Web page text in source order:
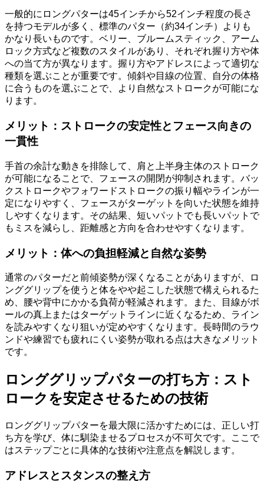
一般的にロングパターは45インチから52インチ程度の長さ
を持つモデルが多く、標準のパター（約34インチ）よりも
かなり長いものです。ベリー、ブルームスティック、アーム
ロック方式など複数のスタイルがあり、それぞれ握り方や体
への当て方が異なります。握り方やアドレスによって適切な
種類を選ぶことが重要です。傾斜や目線の位置、自分の体格
に合うものを選ぶことで、より自然なストロークが可能にな
ります。
メリット：ストロークの安定性とフェース向きの
一貫性
手首の余計な動きを排除して、肩と上半身主体のストローク
が可能になることで、フェースの開閉が抑制されます。バッ
クストロークやフォワードストロークの振り幅やラインが一
定になりやすく、フェースがターゲットを向いた状態を維持
しやすくなります。その結果、短いパットでも長いパットで
もミスを減らし、距離感と方向を合わせやすくなります。
メリット：体への負担軽減と自然な姿勢
通常のパターだと前傾姿勢が深くなることがありますが、ロ
ンググリップを使うと体をやや起こした状態で構えられるた
め、腰や背中にかかる負荷が軽減されます。また、目線がボ
ールの真上またはターゲットラインに近くなるため、ライン
を読みやすくなり狙いが定めやすくなります。長時間のラウ
ンドや練習でも疲れにくい姿勢が取れる点は大きなメリット
です。
ロンググリップパターの打ち方：スト
ロークを安定させるための技術
ロンググリップパターを最大限に活かすためには、正しい打
ち方を学び、体に馴染ませるプロセスが不可欠です。ここで
はステップごとに具体的な技術や注意点を解説します。
アドレスとスタンスの整え方